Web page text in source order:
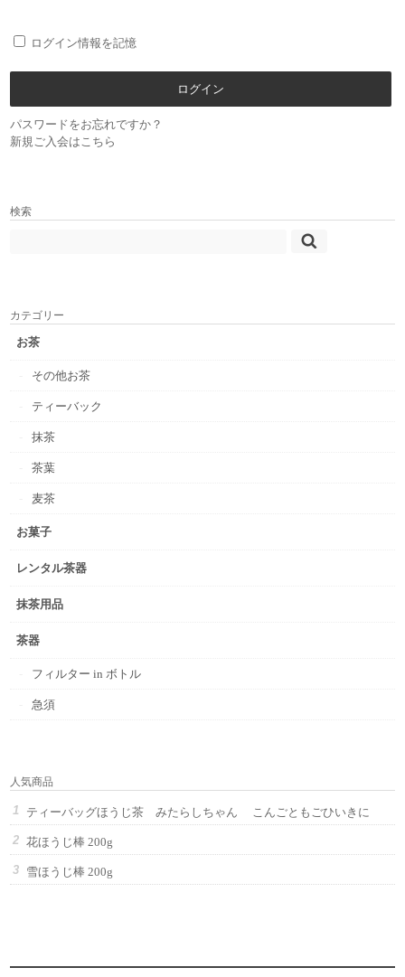
ログイン情報を記憶
パスワードをお忘れですか？
新規ご入会はこちら
検索
カテゴリー
お茶
その他お茶
ティーバック
抹茶
茶葉
麦茶
お菓子
レンタル茶器
抹茶用品
茶器
フィルター in ボトル
急須
人気商品
ティーバッグほうじ茶 みたらしちゃん こんごともごひいきに
花ほうじ棒 200g
雪ほうじ棒 200g